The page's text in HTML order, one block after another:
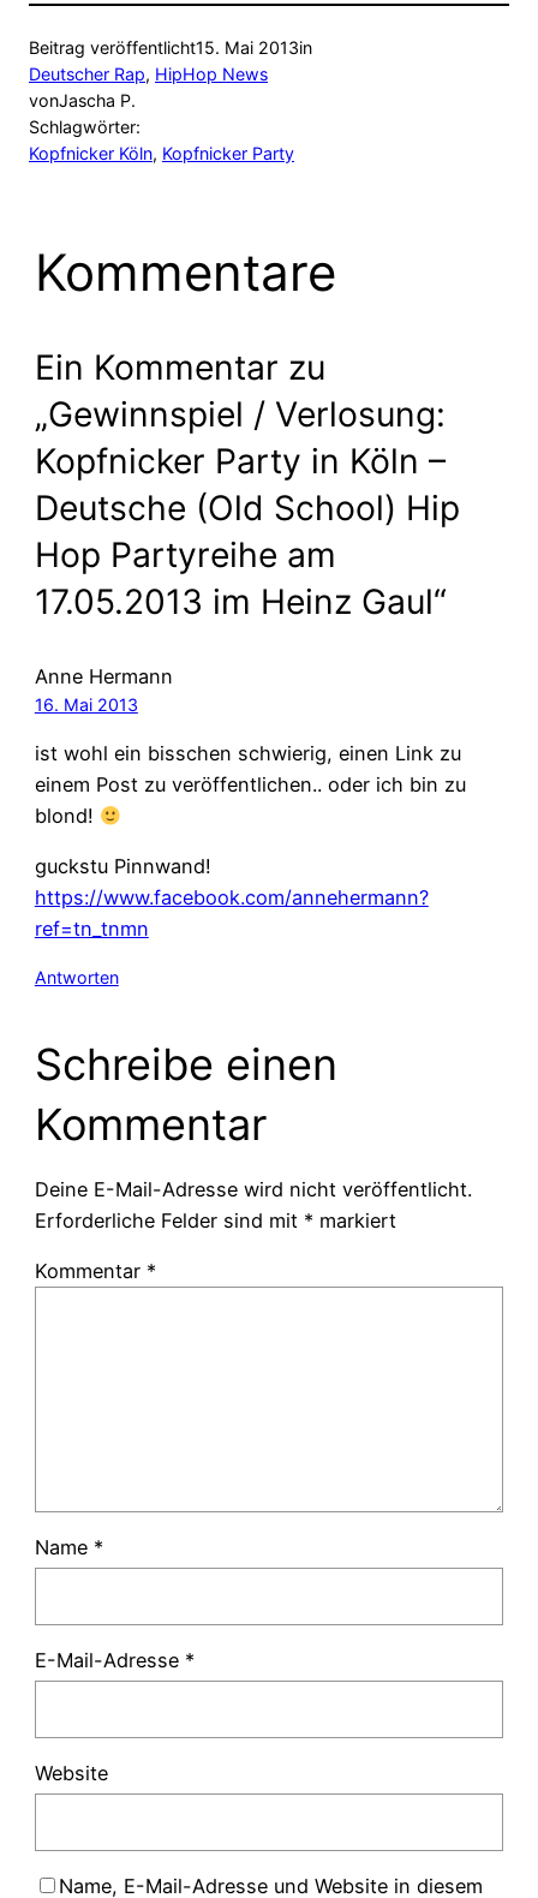
Beitrag veröffentlicht15. Mai 2013in
Deutscher Rap, HipHop News
vonJascha P.
Schlagwörter:
Kopfnicker Köln, Kopfnicker Party
Kommentare
Ein Kommentar zu
„Gewinnspiel / Verlosung:
Kopfnicker Party in Köln –
Deutsche (Old School) Hip
Hop Partyreihe am
17.05.2013 im Heinz Gaul“
Anne Hermann
16. Mai 2013
ist wohl ein bisschen schwierig, einen Link zu
einem Post zu veröffentlichen.. oder ich bin zu
blond!
guckstu Pinnwand!
https://www.facebook.com/annehermann?
ref=tn_tnmn
Antworten
Schreibe einen
Kommentar
Deine E-Mail-Adresse wird nicht veröffentlicht.
Erforderliche Felder sind mit * markiert
Kommentar *
Name *
E-Mail-Adresse *
Website
Name, E-Mail-Adresse und Website in diesem